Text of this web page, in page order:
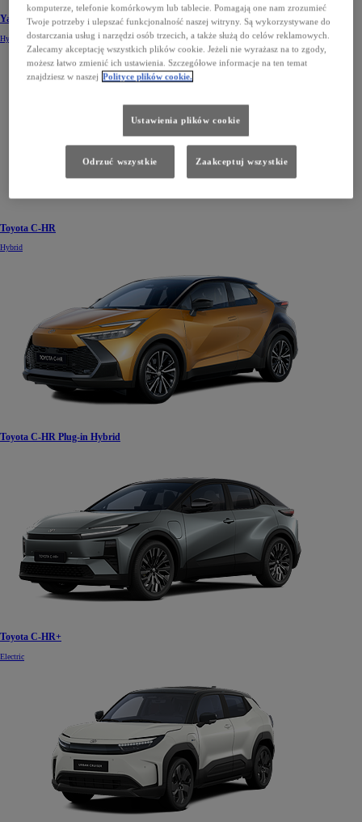
Yaris Cross
Hybrid
Toyota C-HR
Hybrid
Toyota C-HR Plug-in Hybrid
Toyota C-HR+
Electric
komputerze, telefonie komórkowym lub tablecie. Pomagają one nam zrozumieć
Twoje potrzeby i ulepszać funkcjonalność naszej witryny. Są wykorzystywane do
dostarczania usług i narzędzi osób trzecich, a także służą do celów reklamowych.
Zalecamy akceptację wszystkich plików cookie. Jeżeli nie wyrażasz na to zgody,
możesz łatwo zmienić ich ustawienia. Szczegółowe informacje na ten temat
znajdziesz w naszej Polityce plików cookie.
Ustawienia plików cookie
Odrzuć wszystkie Zaakceptuj wszystkie